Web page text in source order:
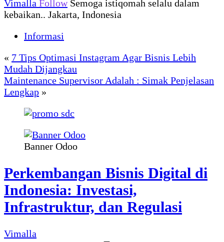
Vimalla Follow Semoga istiqomah selalu dalam
kebaikan.. Jakarta, Indonesia
Informasi
« 7 Tips Optimasi Instagram Agar Bisnis Lebih
Mudah Dijangkau
Maintenance Supervisor Adalah : Simak Penjelasan
Lengkap »
Banner Odoo
Perkembangan Bisnis Digital di
Indonesia: Investasi,
Infrastruktur, dan Regulasi
Vimalla